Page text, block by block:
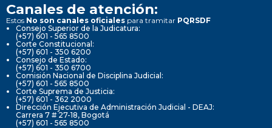
Canales de atención:
Estos No son canales oficiales para tramitar PQRSDF
Consejo Superior de la Judicatura:
(+57) 601 - 565 8500
Corte Constitucional:
(+57) 601 - 350 6200
Consejo de Estado:
(+57) 601 - 350 6700
Comisión Nacional de Disciplina Judicial:
(+57) 601 - 565 8500
Corte Suprema de Justicia:
(+57) 601 - 362 2000
Dirección Ejecutiva de Administración Judicial - DEAJ:
Carrera 7 # 27-18, Bogotá
(+57) 601 - 565 8500